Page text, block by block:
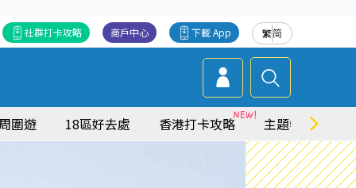
繁简
下載 App
商戶中心
社群打卡攻略
圍遊 18區好去處 香港打卡攻略 主題特集